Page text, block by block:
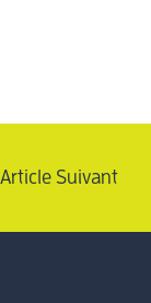
Article Suivant